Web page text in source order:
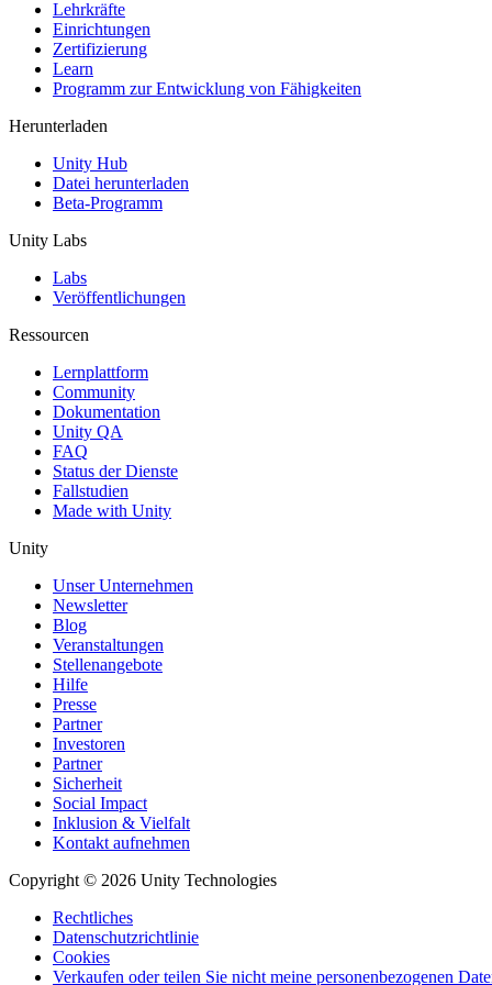
XR-Spiele
XR-Spiele plattformübergreifend starten
Multiplayer-Spiele
Vereinfachte Entwicklung von Multiplayer-Spielen
Lehrkräfte
Einrichtungen
Zertifizierung
Learn
Programm zur Entwicklung von Fähigkeiten
Herunterladen
Unity Hub
Datei herunterladen
Beta-Programm
Unity Labs
Labs
Veröffentlichungen
Ressourcen
Lernplattform
Community
Dokumentation
Unity QA
FAQ
Status der Dienste
Fallstudien
Made with Unity
Unity
Unser Unternehmen
Newsletter
Blog
Veranstaltungen
Stellenangebote
Hilfe
Presse
Partner
Investoren
Partner
Sicherheit
Social Impact
Inklusion & Vielfalt
Kontakt aufnehmen
Copyright © 2026 Unity Technologies
Rechtliches
Datenschutzrichtlinie
Cookies
Verkaufen oder teilen Sie nicht meine personenbezogenen